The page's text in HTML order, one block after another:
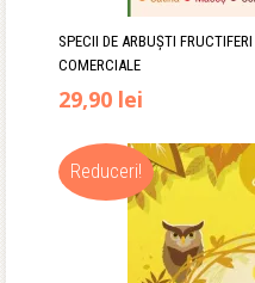
SPECII DE ARBUŞTI
COMERCIALE
Prețul
inițial
a
35,00 lei.
29,90 lei
curent
este:
29,90 lei.
Reduceri!